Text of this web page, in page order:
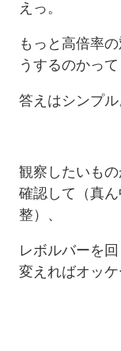
えっ。
もっと高倍率
うするのかって
答えはシンプル
観察したいも
確認して（真
整）、
レボルバーを
変えればオッケ